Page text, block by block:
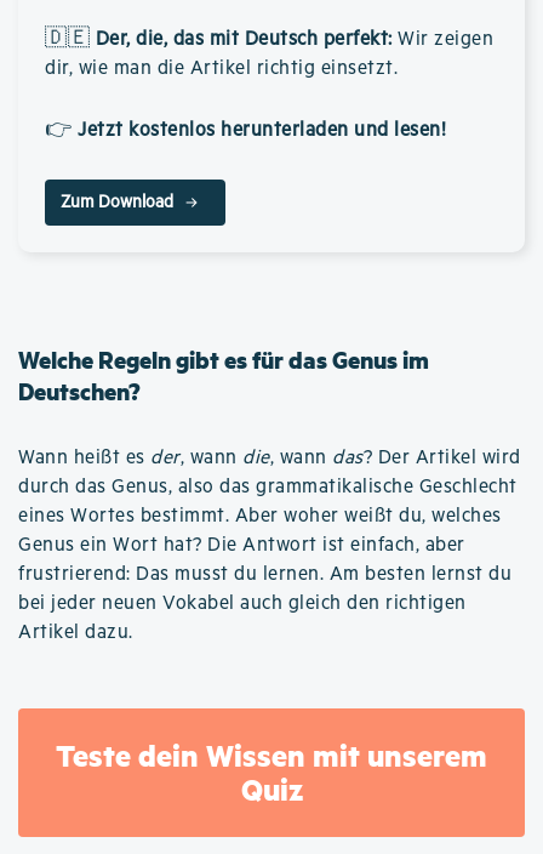
🇩🇪 Der, die, das mit Deutsch perfekt: Wir zeigen
dir, wie man die Artikel richtig einsetzt.
👉 Jetzt kostenlos herunterladen und lesen!
Zum Download
Welche Regeln gibt es für das Genus im
Deutschen?
Wann heißt es der, wann die, wann das? Der Artikel wird
durch das Genus, also das grammatikalische Geschlecht
eines Wortes bestimmt. Aber woher weißt du, welches
Genus ein Wort hat? Die Antwort ist einfach, aber
frustrierend: Das musst du lernen. Am besten lernst du
bei jeder neuen Vokabel auch gleich den richtigen
Artikel dazu.
Teste dein Wissen mit unserem
Quiz